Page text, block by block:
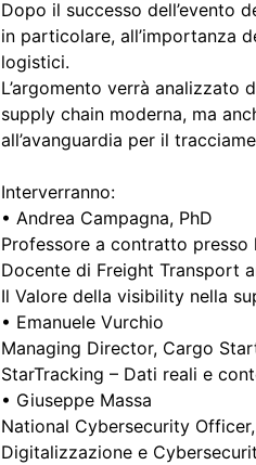
Dopo il successo dell’evento
in particolare, all’importanza
logistici.
L’argomento verrà
supply chain moderna, ma
all’avanguardia per il
Interverranno:
• Andrea Campagna, PhD
Professore a contratto presso
Docente di Freight Transport
Il Valore della visibility nella
• Emanuele Vurchio
Managing Director, Cargo
StarTracking – Dati reali e
• Giuseppe Massa
National Cybersecurity
Digitalizzazione e